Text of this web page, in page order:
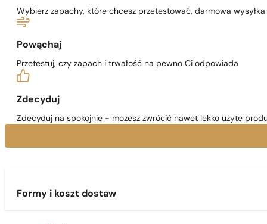
Wybierz zapachy, które chcesz przetestować, darmowa wysyłka
Powąchaj
Przetestuj, czy zapach i trwałość na pewno Ci odpowiada
Zdecyduj
Zdecyduj na spokojnie - możesz zwrócić nawet lekko użyte
Formy i koszt dostaw